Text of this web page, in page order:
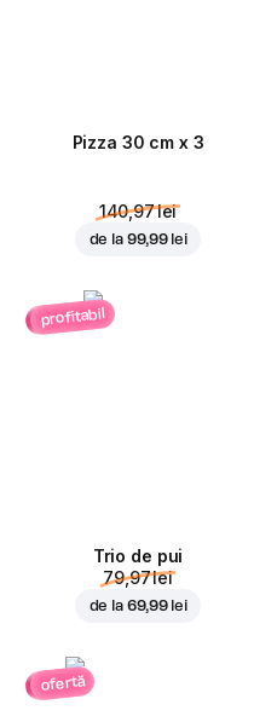
Pizza 30 cm x 3
140,97 lei
de la 99,99 lei
profitabil
Trio de pui
79,97 lei
de la 69,99 lei
ofertă